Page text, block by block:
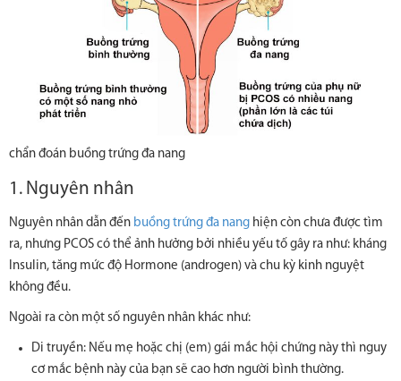
chẩn đoán buồng trứng đa nang
1. Nguyên nhân
Nguyên nhân dẫn đến buồng trứng đa nang hiện còn chưa được tìm
ra, nhưng PCOS có thể ảnh hưởng bởi nhiều yếu tố gây ra như: kháng
Insulin, tăng mức độ Hormone (androgen) và chu kỳ kinh nguyệt
không đều.
Ngoài ra còn một số nguyên nhân khác như:
Di truyền: Nếu mẹ hoặc chị (em) gái mắc hội chứng này thì nguy
cơ mắc bệnh này của bạn sẽ cao hơn người bình thường.